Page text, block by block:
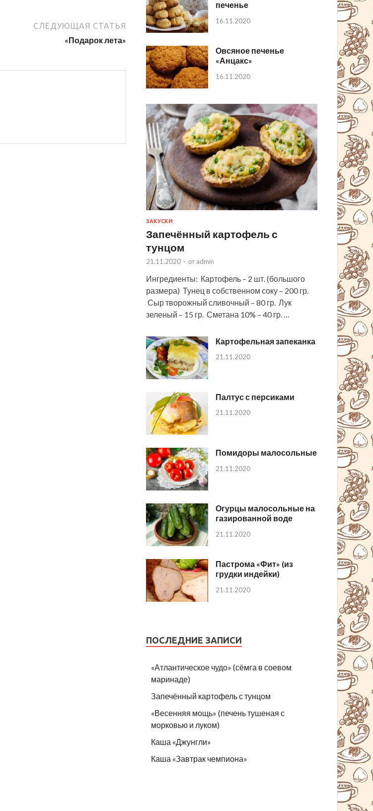
СЛЕДУЮЩАЯ СТАТЬЯ
«Подарок лета»
печенье
16.11.2020
Овсяное печенье
«Анцакс»
16.11.2020
ЗАКУСКИ
Запечённый картофель с
тунцом
21.11.2020 - от admin
Ингредиенты: Картофель – 2 шт. (большого
размера) Тунец в собственном соку – 200 гр.
Сыр творожный сливочный – 80 гр. Лук
зеленый – 15 гр. Сметана 10% – 40 гр. …
Картофельная запеканка
21.11.2020
Палтус с персиками
21.11.2020
Помидоры малосольные
21.11.2020
Огурцы малосольные на
газированной воде
21.11.2020
Пастрома «Фит» (из
грудки индейки)
21.11.2020
ПОСЛЕДНИЕ ЗАПИСИ
«Атлантическое чудо» (сёмга в соевом
маринаде)
Запечённый картофель с тунцом
«Весенняя мощь» (печень тушеная с
морковью и луком)
Каша «Джунгли»
Каша «Завтрак чемпиона»